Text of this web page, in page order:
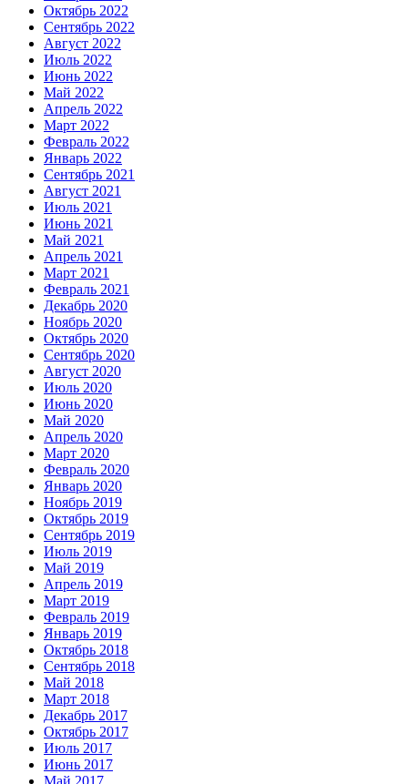
Октябрь 2022
Сентябрь 2022
Август 2022
Июль 2022
Июнь 2022
Май 2022
Апрель 2022
Март 2022
Февраль 2022
Январь 2022
Сентябрь 2021
Август 2021
Июль 2021
Июнь 2021
Май 2021
Апрель 2021
Март 2021
Февраль 2021
Декабрь 2020
Ноябрь 2020
Октябрь 2020
Сентябрь 2020
Август 2020
Июль 2020
Июнь 2020
Май 2020
Апрель 2020
Март 2020
Февраль 2020
Январь 2020
Ноябрь 2019
Октябрь 2019
Сентябрь 2019
Июль 2019
Май 2019
Апрель 2019
Март 2019
Февраль 2019
Январь 2019
Октябрь 2018
Сентябрь 2018
Май 2018
Март 2018
Декабрь 2017
Октябрь 2017
Июль 2017
Июнь 2017
Май 2017